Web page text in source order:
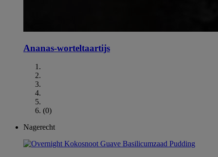
Ananas-worteltaartijs
(0)
Nagerecht